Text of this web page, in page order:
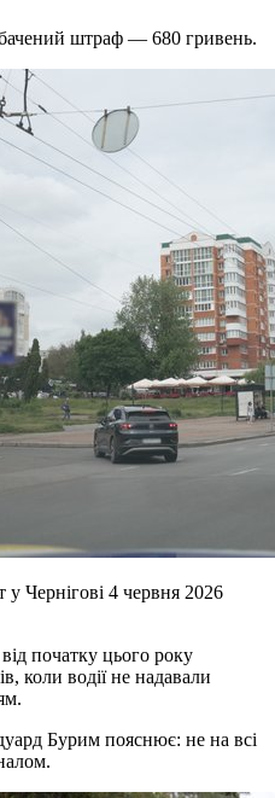
штраф — 680 гривень.
у Чернігові 4 червня 2026
початку цього року
коли водії не надавали
Бурим пояснює: не на всі